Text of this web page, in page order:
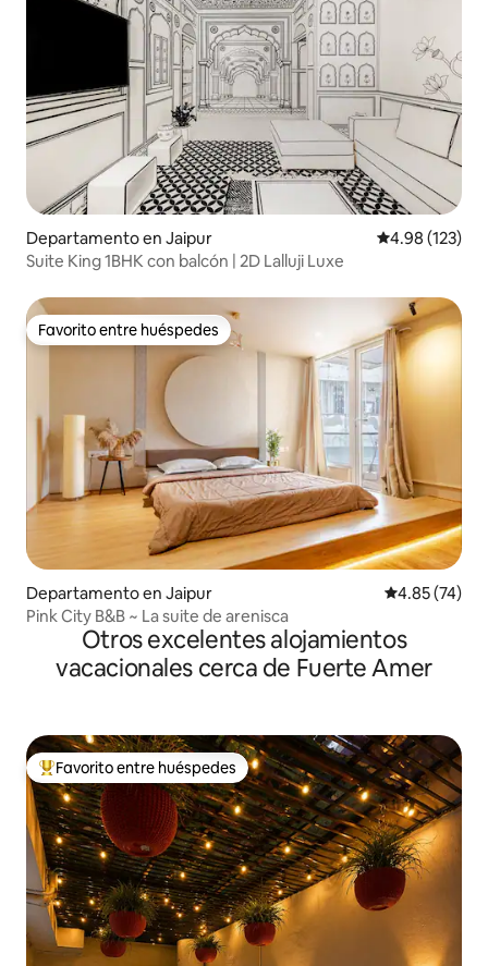
Departamento en Jaipur Calificación
4.98 (123)
Suite King 1BHK con balcón | 2D Lalluji Luxe
Favorito entre huéspedes
Favorito entre huéspedes
Departamento en Jaipur Calificación
4.85 (74)
Pink City B&B ~ La suite de arenisca
Otros excelentes alojamientos
vacacionales cerca de Fuerte Amer
De los mejores en Favorito entre huéspedes
Favorito entre huéspedes